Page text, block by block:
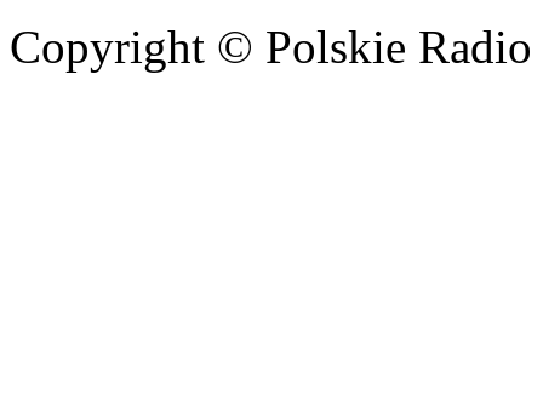
Copyright © Polskie